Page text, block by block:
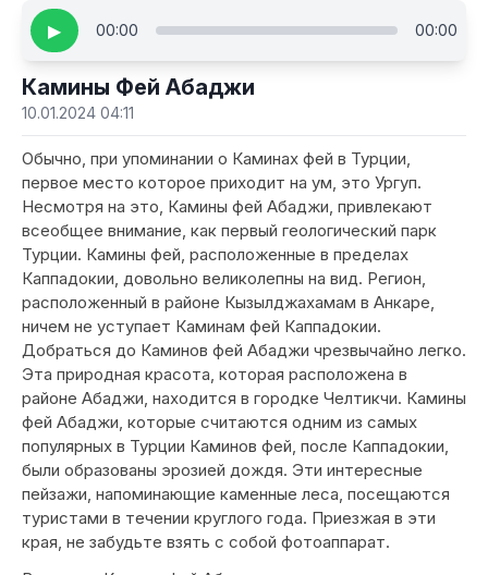
▶ 00:00 00:00
Камины Фей Абаджи
10.01.2024 04:11
Обычно, при упоминании о Каминах фей в Турции,
первое место которое приходит на ум, это Ургуп.
Несмотря на это, Камины фей Абаджи, привлекают
всеобщее внимание, как первый геологический парк
Турции. Камины фей, расположенные в пределах
Каппадокии, довольно великолепны на вид. Регион,
расположенный в районе Кызылджахамам в Анкаре,
ничем не уступает Каминам фей Каппадокии.
Добраться до Каминов фей Абаджи чрезвычайно легко.
Эта природная красота, которая расположена в
районе Абаджи, находится в городке Челтикчи. Камины
фей Абаджи, которые считаются одним из самых
популярных в Турции Каминов фей, после Каппадокии,
были образованы эрозией дождя. Эти интересные
пейзажи, напоминающие каменные леса, посещаются
туристами в течении круглого года. Приезжая в эти
края, не забудьте взять с собой фотоаппарат.